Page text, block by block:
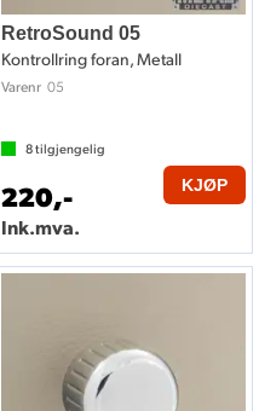
RetroSound 05
Kontrollring foran, Metall
Varenr 05
8tilgjengelig
220,-
Ink.mva.
KJØP